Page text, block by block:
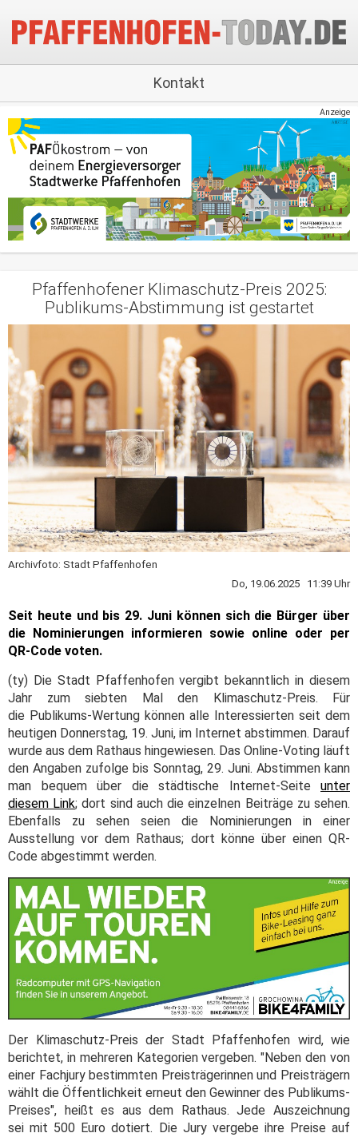
Kontakt
Anzeige
Pfaffenhofener Klimaschutz-Preis 2025:
Publikums-Abstimmung ist gestartet
Archivfoto: Stadt Pfaffenhofen
Do, 19.06.2025 11:39 Uhr
Seit heute und bis 29. Juni können sich die Bürger über
die Nominierungen informieren sowie online oder per
QR-Code voten.
(ty) Die Stadt Pfaffenhofen vergibt bekanntlich in diesem
Jahr zum siebten Mal den Klimaschutz-Preis. Für
die Publikums-Wertung können alle Interessierten seit dem
heutigen Donnerstag, 19. Juni, im Internet abstimmen. Darauf
wurde aus dem Rathaus hingewiesen. Das Online-Voting läuft
den Angaben zufolge bis Sonntag, 29. Juni. Abstimmen kann
man bequem über die städtische Internet-Seite unter
diesem Link; dort sind auch die einzelnen Beiträge zu sehen.
Ebenfalls zu sehen seien die Nominierungen in einer
Ausstellung vor dem Rathaus; dort könne über einen QR-
Code abgestimmt werden.
Der Klimaschutz-Preis der Stadt Pfaffenhofen wird, wie
berichtet, in mehreren Kategorien vergeben. "Neben den von
einer Fachjury bestimmten Preisträgerinnen und Preisträgern
wählt die Öffentlichkeit erneut den Gewinner des Publikums-
Preises", heißt es aus dem Rathaus. Jede Auszeichnung
sei mit 500 Euro dotiert. Die Jury vergebe ihre Preise auf